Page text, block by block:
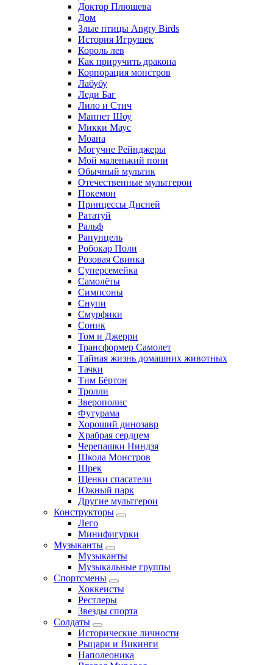
Доктор Плюшева
Дом
Злые птицы Angry Birds
История Игрушек
Король лев
Как приручить дракона
Корпорация монстров
Лабубу
Леди Баг
Лило и Стич
Маппет Шоу
Микки Маус
Моана
Могучие Рейнджеры
Мой маленький пони
Обычный мультик
Отечественные мультгерои
Покемон
Принцессы Дисней
Рататуй
Ральф
Рапунцель
Робокар Поли
Розовая Свинка
Суперсемейка
Самолёты
Симпсоны
Снупи
Смурфики
Соник
Том и Джерри
Трансформер Самолет
Тайная жизнь домашних животных
Тачки
Тим Бёртон
Тролли
Зверополис
Футурама
Хороший динозавр
Храбрая сердцем
Черепашки Ниндзя
Школа Монстров
Шрек
Щенки спасатели
Южный парк
Другие мультгерои
Конструкторы
Лего
Минифигурки
Музыканты
Музыканты
Музыкальные группы
Спортсмены
Хоккеисты
Рестлеры
Звезды спорта
Солдаты
Исторические личности
Рыцари и Викинги
Наполеоника